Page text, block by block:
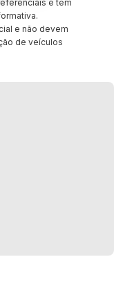
e têm
e não devem
de veículos